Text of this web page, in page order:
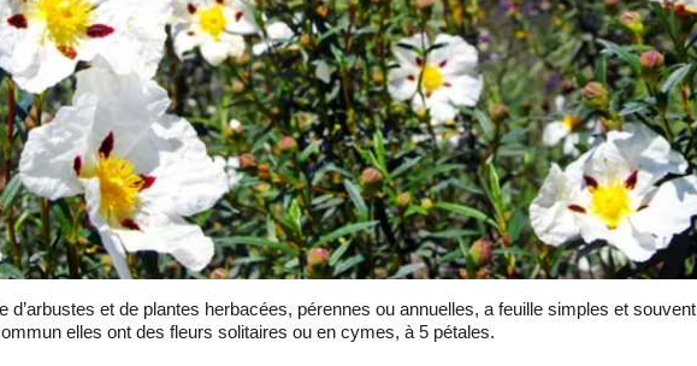
d’arbustes et de plantes herbacées, pérennes ou annuelles, a feuille simples et souvent
elles ont des fleurs solitaires ou en cymes, à 5 pétales.